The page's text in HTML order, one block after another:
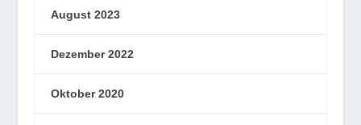
August 2023
Dezember 2022
Oktober 2020